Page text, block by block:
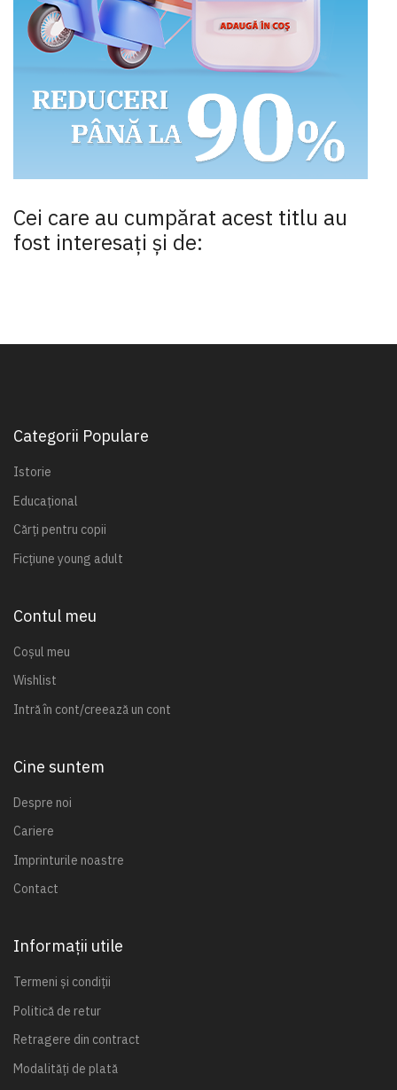
Cei care au cumpărat acest titlu au
fost interesaţi şi de:
Categorii Populare
Istorie
Educațional
Cărți pentru copii
Ficțiune young adult
Contul meu
Coșul meu
Wishlist
Intră în cont/creează un cont
Cine suntem
Despre noi
Cariere
Imprinturile noastre
Contact
Informații utile
Termeni și condiții
Politică de retur
Retragere din contract
Modalități de plată